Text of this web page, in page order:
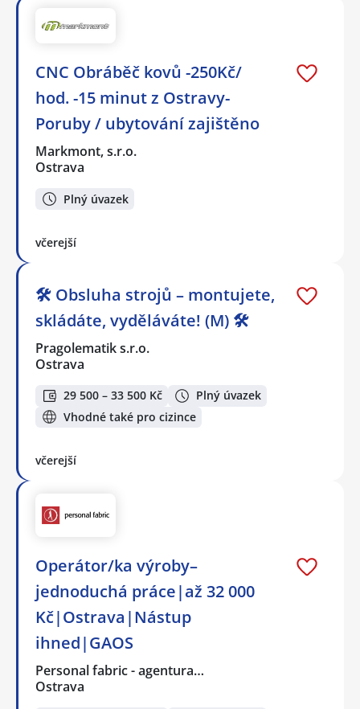
CNC Obráběč kovů -250Kč/
hod. -15 minut z Ostravy-
Poruby / ubytování zajištěno
Markmont, s.r.o.
Ostrava
Plný úvazek
včerejší
🛠️ Obsluha strojů – montujete,
skládáte, vyděláváte! (M) 🛠️
Pragolematik s.r.o.
Ostrava
29 500 – 33 500 Kč
Plný úvazek
Vhodné také pro cizince
včerejší
Operátor/ka výroby–
jednoduchá práce|až 32 000
Kč|Ostrava|Nástup
ihned|GAOS
Personal fabric - agentura…
Ostrava